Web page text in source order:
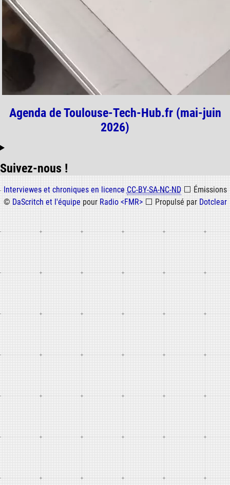
Agenda de Toulouse-Tech-Hub.fr (mai-juin
2026)
Suivez-nous !
Informations
Interviewes et chroniques en licence CC-BY-SA-NC-ND ⬜ Émissions
© DaScritch et l'équipe pour Radio <FMR> ⬜ Propulsé par Dotclear